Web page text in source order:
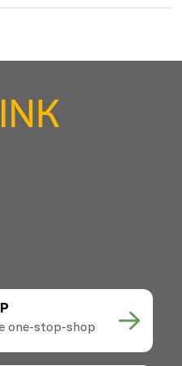
one-stop-shop